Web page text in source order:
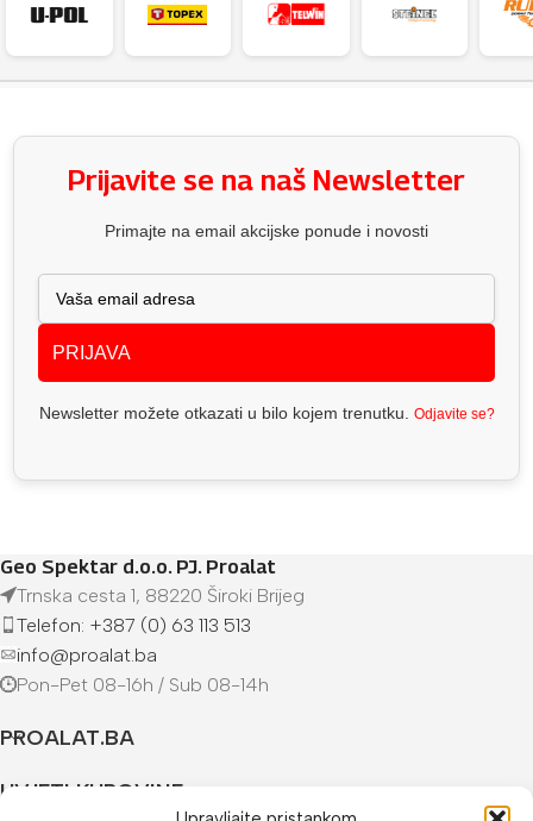
Prijavite se na naš Newsletter
Primajte na email akcijske ponude i novosti
PRIJAVA
Newsletter možete otkazati u bilo kojem trenutku. Odjavite se?
Geo Spektar d.o.o. PJ. Proalat
Trnska cesta 1, 88220 Široki Brijeg
Telefon: +387 (0) 63 113 513
info@proalat.ba
Pon-Pet 08-16h / Sub 08-14h
PROALAT.BA
UVJETI KUPOVINE